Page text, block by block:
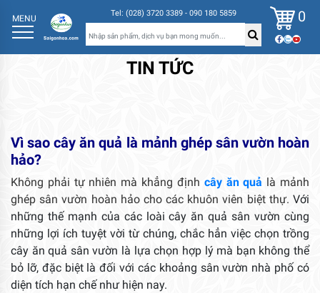
MENU Tel: (028) 3720 3389 - 090 180 5859 0
TIN TỨC
Vì sao cây ăn quả là mảnh ghép sân vườn hoàn
hảo?
Không phải tự nhiên mà khẳng định cây ăn quả là mảnh
ghép sân vườn hoàn hảo cho các khuôn viên biệt thự. Với
những thế mạnh của các loài cây ăn quả sân vườn cùng
những lợi ích tuyệt vời từ chúng, chắc hẳn việc chọn trồng
cây ăn quả sân vườn là lựa chọn hợp lý mà bạn không thể
bỏ lỡ, đặc biệt là đối với các khoảng sân vườn nhà phố có
diện tích hạn chế như hiện nay.